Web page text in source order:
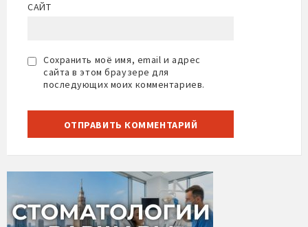
САЙТ
Сохранить моё имя, email и адрес
сайта в этом браузере для
последующих моих комментариев.